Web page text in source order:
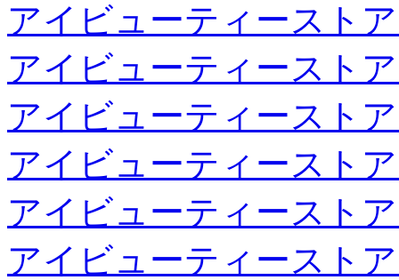
アイビューティースト
アイビューティースト
アイビューティースト
アイビューティースト
アイビューティースト
アイビューティースト